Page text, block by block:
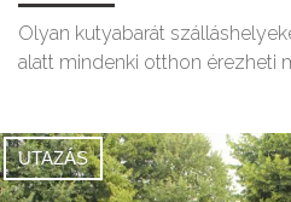
Olyan kutyabarát
alatt mindenki otthon érezheti
UTAZÁS